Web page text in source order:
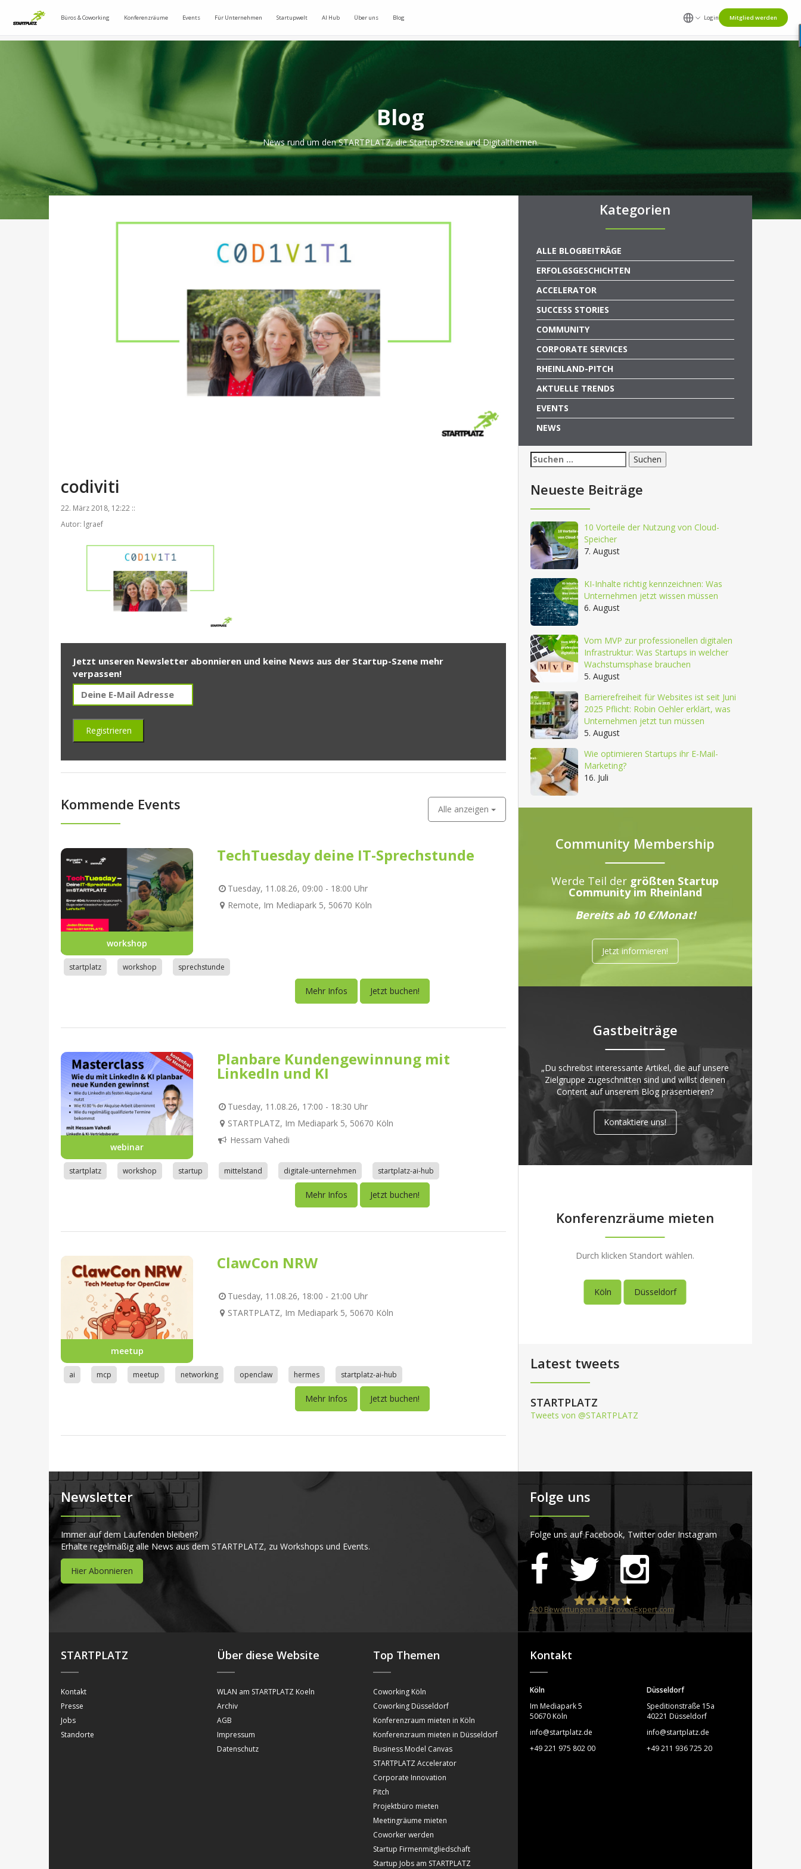
Büros & Coworking Konferenzräume Events Für Unternehmen Startupwelt AI Hub Über uns Blog Login Mitglied werden
Blog
News rund um den STARTPLATZ, die Startup-Szene und Digitalthemen.
codiviti
22. März 2018, 12:22 ::
Autor: lgraef
Jetzt unseren Newsletter abonnieren und keine News aus der Startup-Szene mehr
verpassen!
Kommende Events Alle anzeigen
workshop
TechTuesday deine IT-Sprechstunde
Tuesday, 11.08.26, 09:00 - 18:00 Uhr
Remote, Im Mediapark 5, 50670 Köln
startplatz workshop sprechstunde
Mehr Infos Jetzt buchen!
webinar
Planbare Kundengewinnung mit
LinkedIn und KI
Tuesday, 11.08.26, 17:00 - 18:30 Uhr
STARTPLATZ, Im Mediapark 5, 50670 Köln
Hessam Vahedi
startplatz workshop startup mittelstand digitale-unternehmen startplatz-ai-hub
Mehr Infos Jetzt buchen!
meetup
ClawCon NRW
Tuesday, 11.08.26, 18:00 - 21:00 Uhr
STARTPLATZ, Im Mediapark 5, 50670 Köln
ai mcp meetup networking openclaw hermes startplatz-ai-hub
Mehr Infos Jetzt buchen!
Kategorien
ALLE BLOGBEITRÄGE
ERFOLGSGESCHICHTEN
ACCELERATOR
SUCCESS STORIES
COMMUNITY
CORPORATE SERVICES
RHEINLAND-PITCH
AKTUELLE TRENDS
EVENTS
NEWS
Suchen
nach:
Neueste Beiträge
10 Vorteile der Nutzung von Cloud-
Speicher
7. August
KI-Inhalte richtig kennzeichnen: Was
Unternehmen jetzt wissen müssen
6. August
Vom MVP zur professionellen digitalen
Infrastruktur: Was Startups in welcher
Wachstumsphase brauchen
5. August
Barrierefreiheit für Websites ist seit Juni
2025 Pflicht: Robin Oehler erklärt, was
Unternehmen jetzt tun müssen
5. August
Wie optimieren Startups ihr E-Mail-
Marketing?
16. Juli
Community Membership
Werde Teil der größten Startup
Community im Rheinland
Bereits ab 10 €/Monat!
Jetzt informieren!
Gastbeiträge
„Du schreibst interessante Artikel, die auf unsere
Zielgruppe zugeschnitten sind und willst deinen
Content auf unserem Blog präsentieren?
Kontaktiere uns!
Konferenzräume mieten
Durch klicken Standort wählen.
Köln Düsseldorf
Latest tweets
STARTPLATZ
Tweets von @STARTPLATZ
Newsletter
Immer auf dem Laufenden bleiben?
Erhalte regelmäßig alle News aus dem STARTPLATZ, zu Workshops und Events.
Hier Abonnieren
Folge uns
Folge uns auf Facebook, Twitter oder Instagram
STARTPLATZ
420Bewertungen auf ProvenExpert.com
STARTPLATZ
Kontakt
Presse
Jobs
Standorte
Über diese Website
WLAN am STARTPLATZ Koeln
Archiv
AGB
Impressum
Datenschutz
Top Themen
Coworking Köln
Coworking Düsseldorf
Konferenzraum mieten in Köln
Konferenzraum mieten in Düsseldorf
Business Model Canvas
STARTPLATZ Accelerator
Corporate Innovation
Pitch
Projektbüro mieten
Meetingräume mieten
Coworker werden
Startup Firmenmitgliedschaft
Startup Jobs am STARTPLATZ
Kontakt
Köln
Im Mediapark 5
50670 Köln
info@startplatz.de
+49 221 975 802 00
Düsseldorf
Speditionstraße 15a
40221 Düsseldorf
info@startplatz.de
+49 211 936 725 20